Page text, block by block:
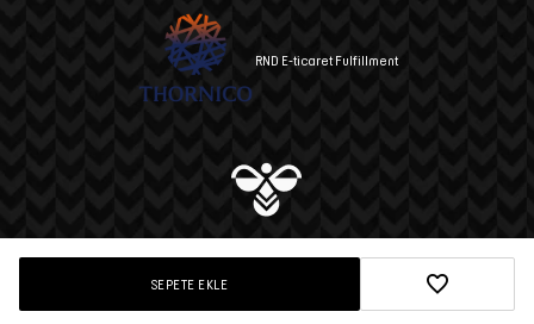
SEPETE EKLE
RND E-ticaret Fulfillment